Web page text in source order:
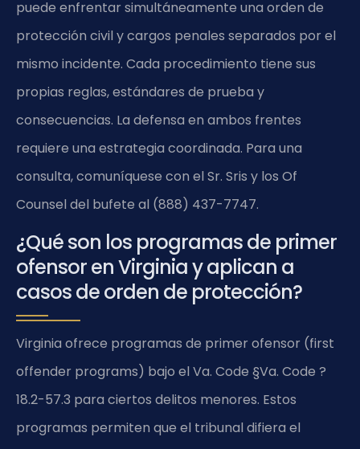
puede enfrentar simultáneamente una orden de
protección civil y cargos penales separados por el
mismo incidente. Cada procedimiento tiene sus
propias reglas, estándares de prueba y
consecuencias. La defensa en ambos frentes
requiere una estrategia coordinada. Para una
consulta, comuníquese con el Sr. Sris y los Of
Counsel del bufete al (888) 437-7747.
¿Qué son los programas de primer
ofensor en Virginia y aplican a
casos de orden de protección?
Virginia ofrece programas de primer ofensor (first
offender programs) bajo el Va. Code §Va. Code ?
18.2-57.3 para ciertos delitos menores. Estos
programas permiten que el tribunal difiera el